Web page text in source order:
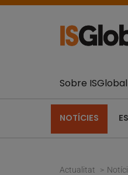
Sobre ISGlobal
NOTÍCIES
Actualitat